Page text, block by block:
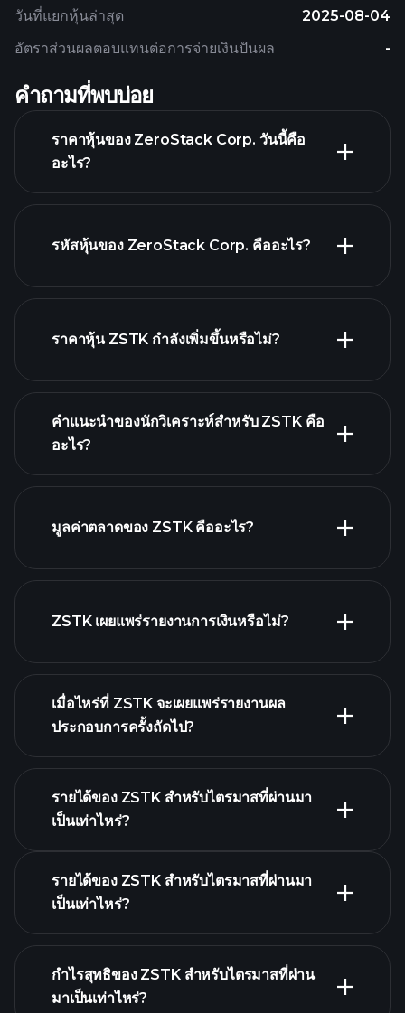
อัตราส่วนผลตอบแทนต่อการจ่ายเงินปันผล -
วันที่แยกหุ้นล่าสุด 2025-08-04
คำถามที่พบบ่อย
ราคาหุ้นของ ZeroStack Corp. วันนี้คือ
อะไร?
สูง
รหัสหุ้นของ ZeroStack Corp. คืออะไร?
ราคาหุ้น ZSTK กำลังเพิ่มขึ้นหรือไม่?
คำแนะนำของนักวิเคราะห์สำหรับ ZSTK คือ
อะไร?
มูลค่าตลาดของ ZSTK คืออะไร?
ZSTK เผยแพร่รายงานการเงินหรือไม่?
ZSTK รายงานการเงิน
เมื่อไหร่ที่ ZSTK จะเผยแพร่รายงานผล
ประกอบการครั้งถัดไป?
ปฏิทินผลประกอบการ
รายได้ของ ZSTK สำหรับไตรมาสที่ผ่านมา
เป็นเท่าไหร่?
ผลประกอบการ
ของ ZSTK
รายได้ของ ZSTK สำหรับไตรมาสที่ผ่านมา
เป็นเท่าไหร่?
กำไรสุทธิของ ZSTK สำหรับไตรมาสที่ผ่าน
มาเป็นเท่าไหร่?